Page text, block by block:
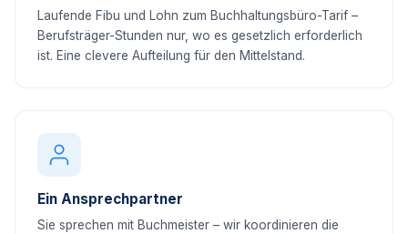
Laufende Fibu und Lohn zum Buchhaltungsbüro-Tarif –
Berufsträger-Stunden nur, wo es gesetzlich erforderlich
ist. Eine clevere Aufteilung für den Mittelstand.
Ein Ansprechpartner
Sie sprechen mit Buchmeister – wir koordinieren die